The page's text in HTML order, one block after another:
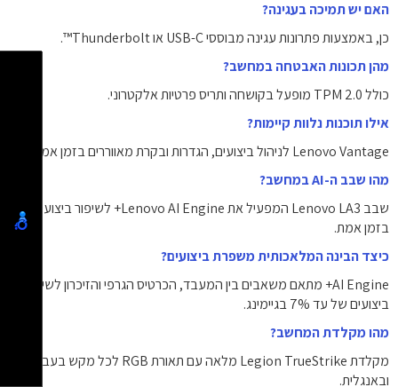
האם יש תמיכה בעגינה?
כן, באמצעות פתרונות עגינה מבוססי USB-C או Thunderbolt™.
מהן תכונות האבטחה במחשב?
כולל TPM 2.0 מופעל בקושחה ותריס פרטיות אלקטרוני.
אילו תוכנות נלוות קיימות?
Lenovo Vantage לניהול ביצועים, הגדרות ובקרת מאווררים בזמן אמת.
מהו שבב ה-AI במחשב?
שבב Lenovo LA3 המפעיל את Lenovo AI Engine+ לשיפור ביצועים
בזמן אמת.
כיצד הבינה המלאכותית משפרת ביצועים?
AI Engine+ מתאם משאבים בין המעבד, הכרטיס הגרפי והזיכרון לשיפור
ביצועים של עד 7% בגיימינג.
מהו מקלדת המחשב?
מקלדת Legion TrueStrike מלאה עם תאורת RGB לכל מקש בעברית
ובאנגלית.